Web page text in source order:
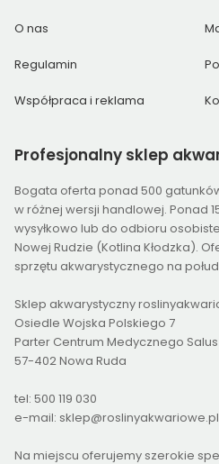
O nas
Regulamin
Współpraca i reklama
Profesjonalny sklep
Bogata oferta ponad 500
w różnej wersji handlowej. Ponad
wysyłkowo lub do odbioru
Nowej Rudzie (Kotlina Kłodzka).
sprzętu akwarystycznego na
Sklep akwarystyczny
Osiedle Wojska Polskiego 7
Parter Centrum Medycznego Salus
57-402 Nowa Ruda
tel: 500 119 030
e-mail: sklep@roslinyakwariowe.pl
Na miejscu oferujemy szerokie